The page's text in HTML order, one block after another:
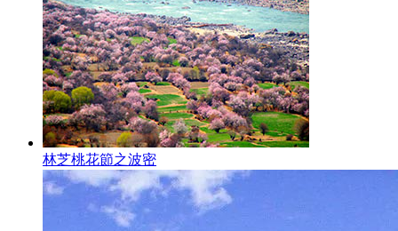
林芝桃花節之波密